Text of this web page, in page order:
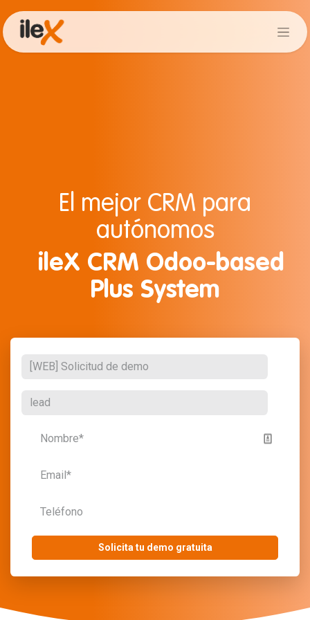
El mejor CRM para
autónomos
ileX CRM Odoo-based
Plus System
Solicita tu demo gratuita